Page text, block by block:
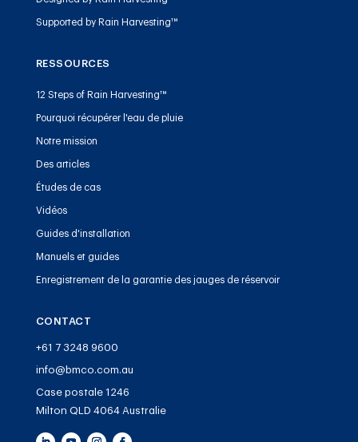
Supported by Rain Harvesting™
RESSOURCES
12 Steps of Rain Harvesting™
Pourquoi récupérer l'eau de pluie
Notre mission
Des articles
Études de cas
Vidéos
Guides d'installation
Manuels et guides
Enregistrement de la garantie des jauges de réservoir
CONTACT
+61 7 3248 9600
info@bmco.com.au
Case postale 1246
Milton QLD 4064 Australie